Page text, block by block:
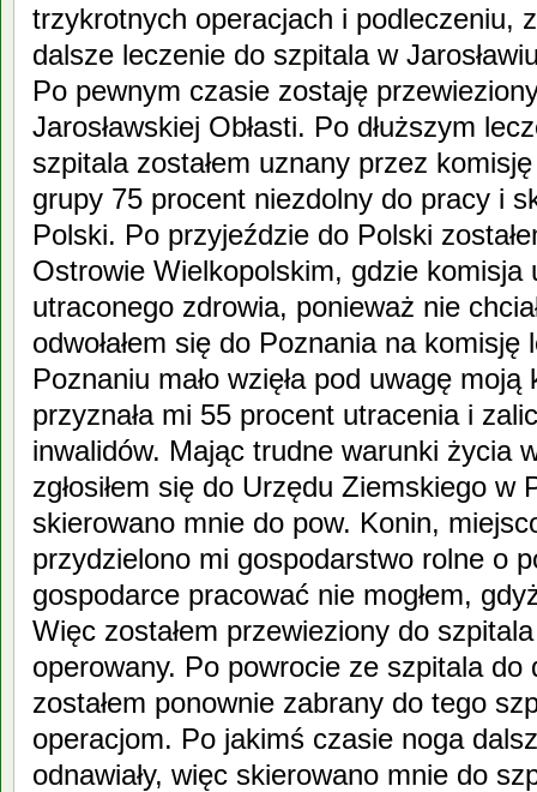
trzykrotnych operacjach i podleczeniu,
dalsze leczenie do szpitala w
Po pewnym czasie zostaję
Jarosławskiej Obłasti. Po dłuższym
szpitala zostałem uznany przez
grupy 75 procent niezdolny do pracy i
Polski. Po przyjeździe do Polski
Ostrowie Wielkopolskim, gdzie komisja
utraconego zdrowia, ponieważ nie
odwołałem się do Poznania na
Poznaniu mało wzięła pod uwagę
przyznała mi 55 procent utracenia i
inwalidów. Mając trudne warunki życia
zgłosiłem się do Urzędu Ziemskiego w
skierowano mnie do pow. Konin,
przydzielono mi gospodarstwo rolne o
gospodarce pracować nie mogłem,
Więc zostałem przewieziony do
operowany. Po powrocie ze szpitala do
zostałem ponownie zabrany do tego
operacjom. Po jakimś czasie noga
odnawiały, więc skierowano mnie do